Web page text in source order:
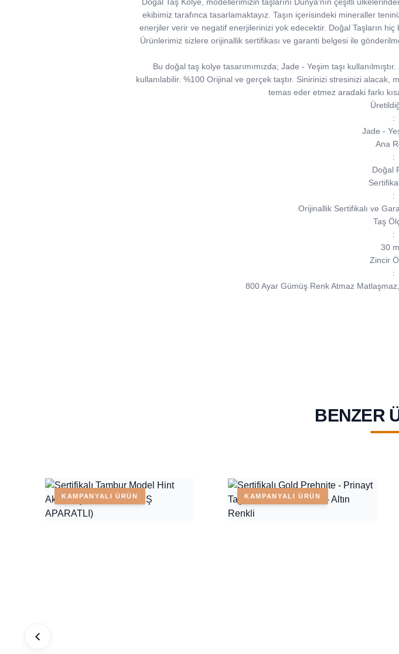
Doğal Taş Kolye, modellerimizin taşlarını Dünya'nın çeşitli
ekibimiz tarafınca tasarlamaktayız. Taşın içerisindeki mineraller
enerjiler verir ve negatif enerjilerinizi yok edecektir. Doğal Taşların hiç
Ürünlerimiz sizlere orijinallik sertifikası ve garanti belgesi ile
Bu doğal taş kolye tasarımımızda; Jade - Yeşim taşı
kullanılabilir. %100 Orijinal ve gerçek taştır. Sinirinizi stresinizi
temas eder etmez aradaki farkı
:
Jade -
Ana
:
Doğal
:
Orijinallik Sertifikalı ve
Taş
:
30
Zincir
:
800 Ayar Gümüş Renk Atmaz
BENZER
KAMPANYALI ÜRÜN KAMPANYALI ÜRÜN